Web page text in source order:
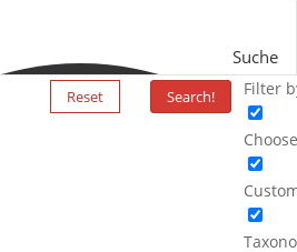
Suche
Reset Search! Filter